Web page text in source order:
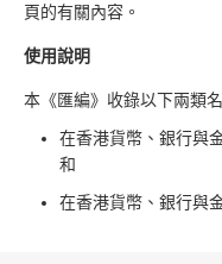
頁的有關內容。
使用說明
本《匯編》收錄以下兩類名
在香港貨幣、銀行與
和
在香港貨幣、銀行與